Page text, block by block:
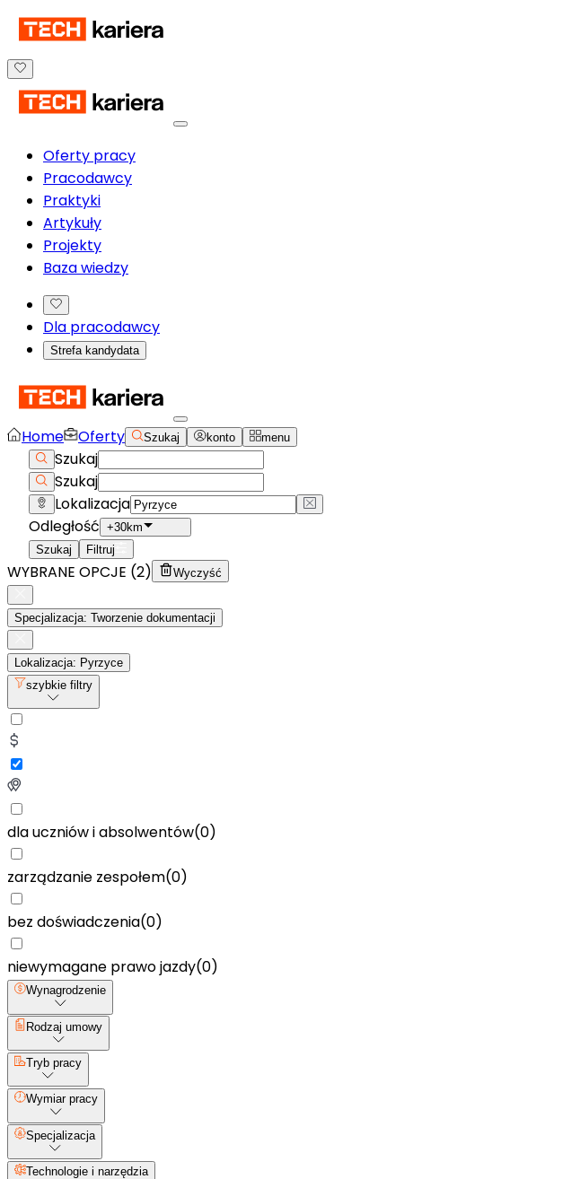
Oferty pracy
Pracodawcy
Praktyki
Artykuły
Projekty
Baza wiedzy
Dla pracodawcy
Strefa kandydata
Home Oferty Szukaj konto menu
Szukaj
Szukaj
Lokalizacja
Odległość +30km
Szukaj
Filtruj
WYBRANE OPCJE (2) Wyczyść
Specjalizacja: Tworzenie dokumentacji
Lokalizacja: Pyrzyce
szybkie filtry
dla uczniów i absolwentów(0)
zarządzanie zespołem(0)
bez doświadczenia(0)
niewymagane prawo jazdy(0)
Wynagrodzenie
Rodzaj umowy
Tryb pracy
Wymiar pracy
Specjalizacja
Technologie i narzędzia